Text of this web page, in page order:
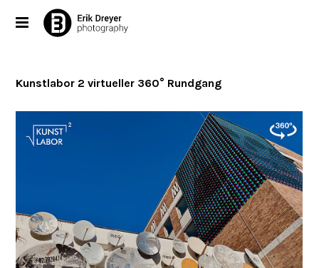
Kunstlabor 2 virtueller 360° Rundgang